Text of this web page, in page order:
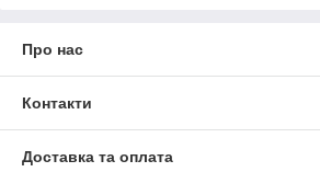
Про нас
Контакти
Доставка та оплата